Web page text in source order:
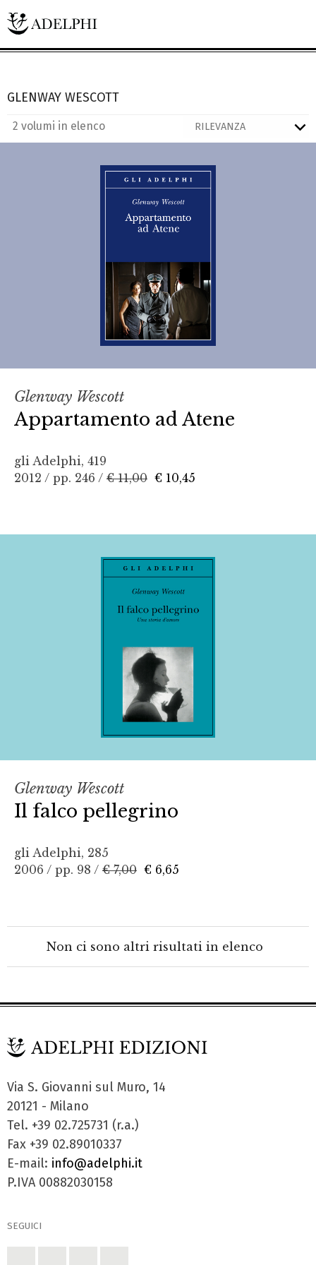
GLENWAY WESCOTT
2 volumi in elenco
Glenway Wescott
Appartamento ad Atene
gli Adelphi, 419
2012 / pp. 246 / € 11,00 € 10,45
Glenway Wescott
Il falco pellegrino
gli Adelphi, 285
2006 / pp. 98 / € 7,00 € 6,65
Non ci sono altri risultati in elenco
Via S. Giovanni sul Muro, 14
20121 - Milano
Tel. +39 02.725731 (r.a.)
Fax +39 02.89010337
E-mail: info@adelphi.it
P.IVA 00882030158
SEGUICI